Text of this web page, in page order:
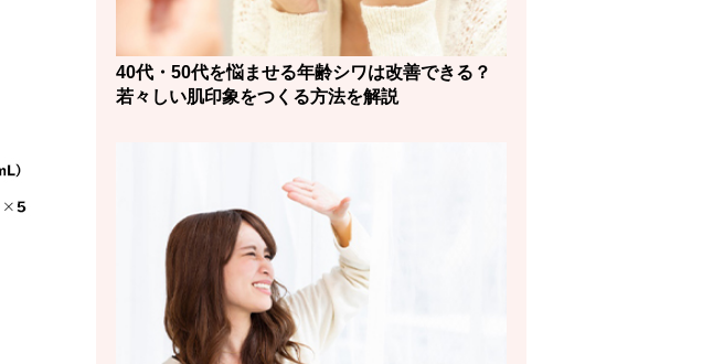
40代・50代を悩ませる年齢シワは改善できる？
若々しい肌印象をつくる方法を解説